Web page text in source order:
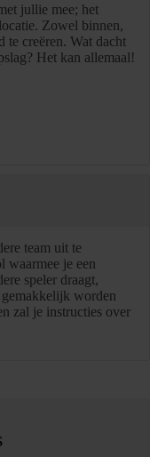
jullie mee; het
Zowel binnen,
te creëren. Wat dacht
Het kan allemaal!
team uit te
waarmee je een
speler draagt,
gemakkelijk worden
zal je instructies over